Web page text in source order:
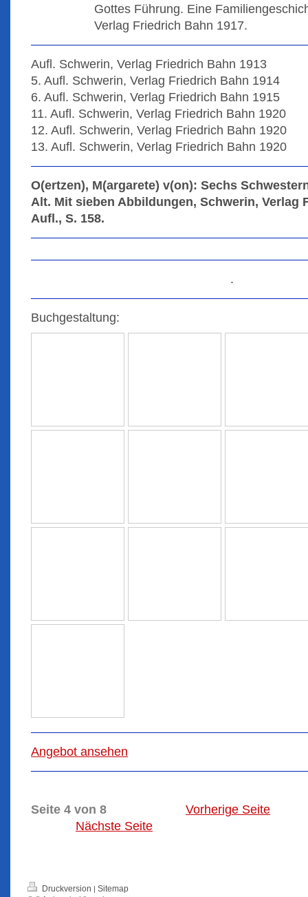
Gottes Führung. Eine
Verlag Friedrich Bahn 1917.
Aufl. Schwerin, Verlag Friedrich Bahn 1913
5. Aufl. Schwerin, Verlag Friedrich Bahn 1914
6. Aufl. Schwerin, Verlag Friedrich Bahn 1915
11. Aufl. Schwerin, Verlag Friedrich Bahn 1920
12. Aufl. Schwerin, Verlag Friedrich Bahn 1920
13. Aufl. Schwerin, Verlag Friedrich Bahn 1920
O(ertzen), M(argarete) v(on): Sechs
Alt. Mit sieben Abbildungen, Schwerin, Verlag
Aufl., S. 158.
.
Buchgestaltung:
Angebot ansehen
Seite 4 von 8
Vorherige Seite
Nächste Seite
Druckversion | Sitemap